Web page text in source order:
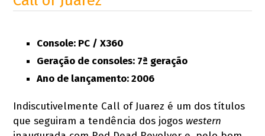
Console: PC / X360
Geração de consoles: 7ª geração
Ano de lançamento: 2006
Indiscutivelmente Call of Juarez é um dos títulos
que seguiram a tendência dos jogos western